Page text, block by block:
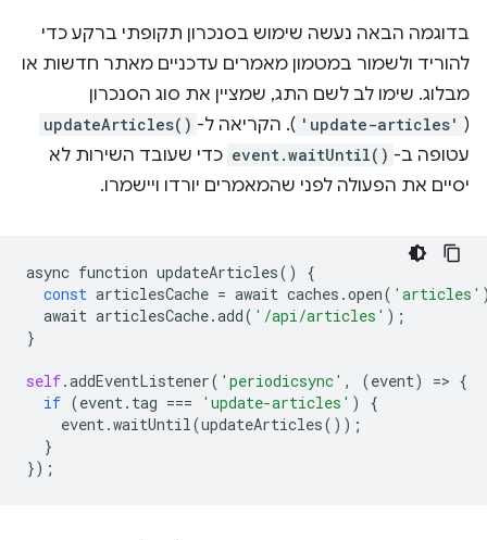
בדוגמה הבאה נעשה שימוש בסנכרון תקופתי ברקע כדי
להוריד ולשמור במטמון מאמרים עדכניים מאתר חדשות או
מבלוג. שימו לב לשם התג, שמציין את סוג הסנכרון
(
'update-articles' ). הקריאה ל- updateArticles()
עטופה ב- event.waitUntil() כדי שעובד השירות לא
יסיים את הפעולה לפני שהמאמרים יורדו ויישמרו.
async function updateArticles()
{
const articlesCache = await caches .open( 'articles'
await articlesCache.add( '/api/articles' );
}
self.addEventListener( 'periodicsync' , (event) => {
if (event. tag === 'update-articles' )
{
event.waitUntil(updateArticles());
}
});